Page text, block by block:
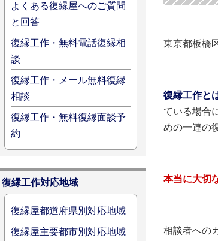
東京都板橋
復縁工作と
ている場合
めの一連の
本当に大切
相談者への
よくある復縁屋へのご質問
と回答
復縁工作・無料電話復縁相
談
復縁工作・メール無料復縁
相談
復縁工作・無料復縁面談予
約
復縁工作対応地域
復縁屋都道府県別対応地域
復縁屋主要都市別対応地域